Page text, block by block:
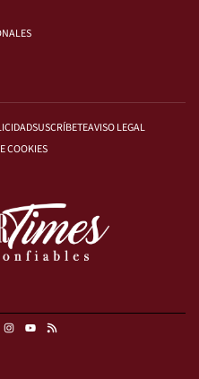
SUSCRÍBETEAVISO LEGAL
COOKIES
Instagram